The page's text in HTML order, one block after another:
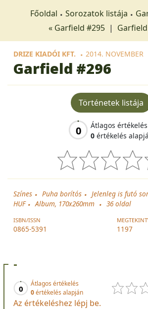
Főoldal Sorozatok listája
« Garfield #295 |
DRIZE KIADÓI KFT. 2014. NOVEMBER
Garfield #296
Történetek listája
0 Átlagos értékelés
0 értékelés
Színes Puha borítós Jelenleg is futó
HUF
Album, 170x260mm 36oldal
ISBN/ISSN
0865-5391 1197
-
0
Átlagos értékelés
0értékelés alapján
Az értékeléshez lépj be.